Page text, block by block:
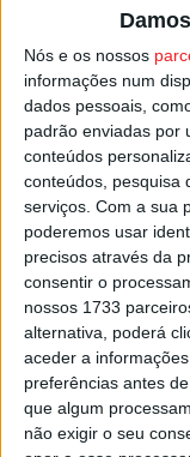
Nós e os nossos
informações num
dados pessoais,
padrão enviadas por
conteúdos
conteúdos, pesquisa
serviços. Com a sua
poderemos usar
precisos através da
consentir o
nossos 1733
alternativa, poderá
aceder a
preferências antes
que algum
não exigir o seu
base em 600 mil
Paulo Almeida diz
acontecido “um
aumentarem e com
acontecer” no país.
A Câmara de
“modernizar um
do concelho e
para fornecimento
inclui, entre
Termas do
condutas até ao